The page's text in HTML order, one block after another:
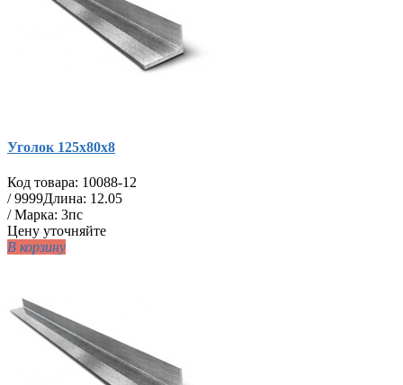
Уголок 125х80х8
Код товара: 10088-12
/9999Длина: 12.05
/ Марка: 3пс
Цену уточняйте
В корзину